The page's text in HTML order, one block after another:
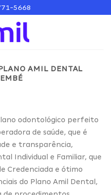
5668
AMIL DENTAL
odontológico perfeito
de saúde, que é
e transparência,
Individual e Familiar, que
Credenciada e ótimo
do Plano Amil Dental,